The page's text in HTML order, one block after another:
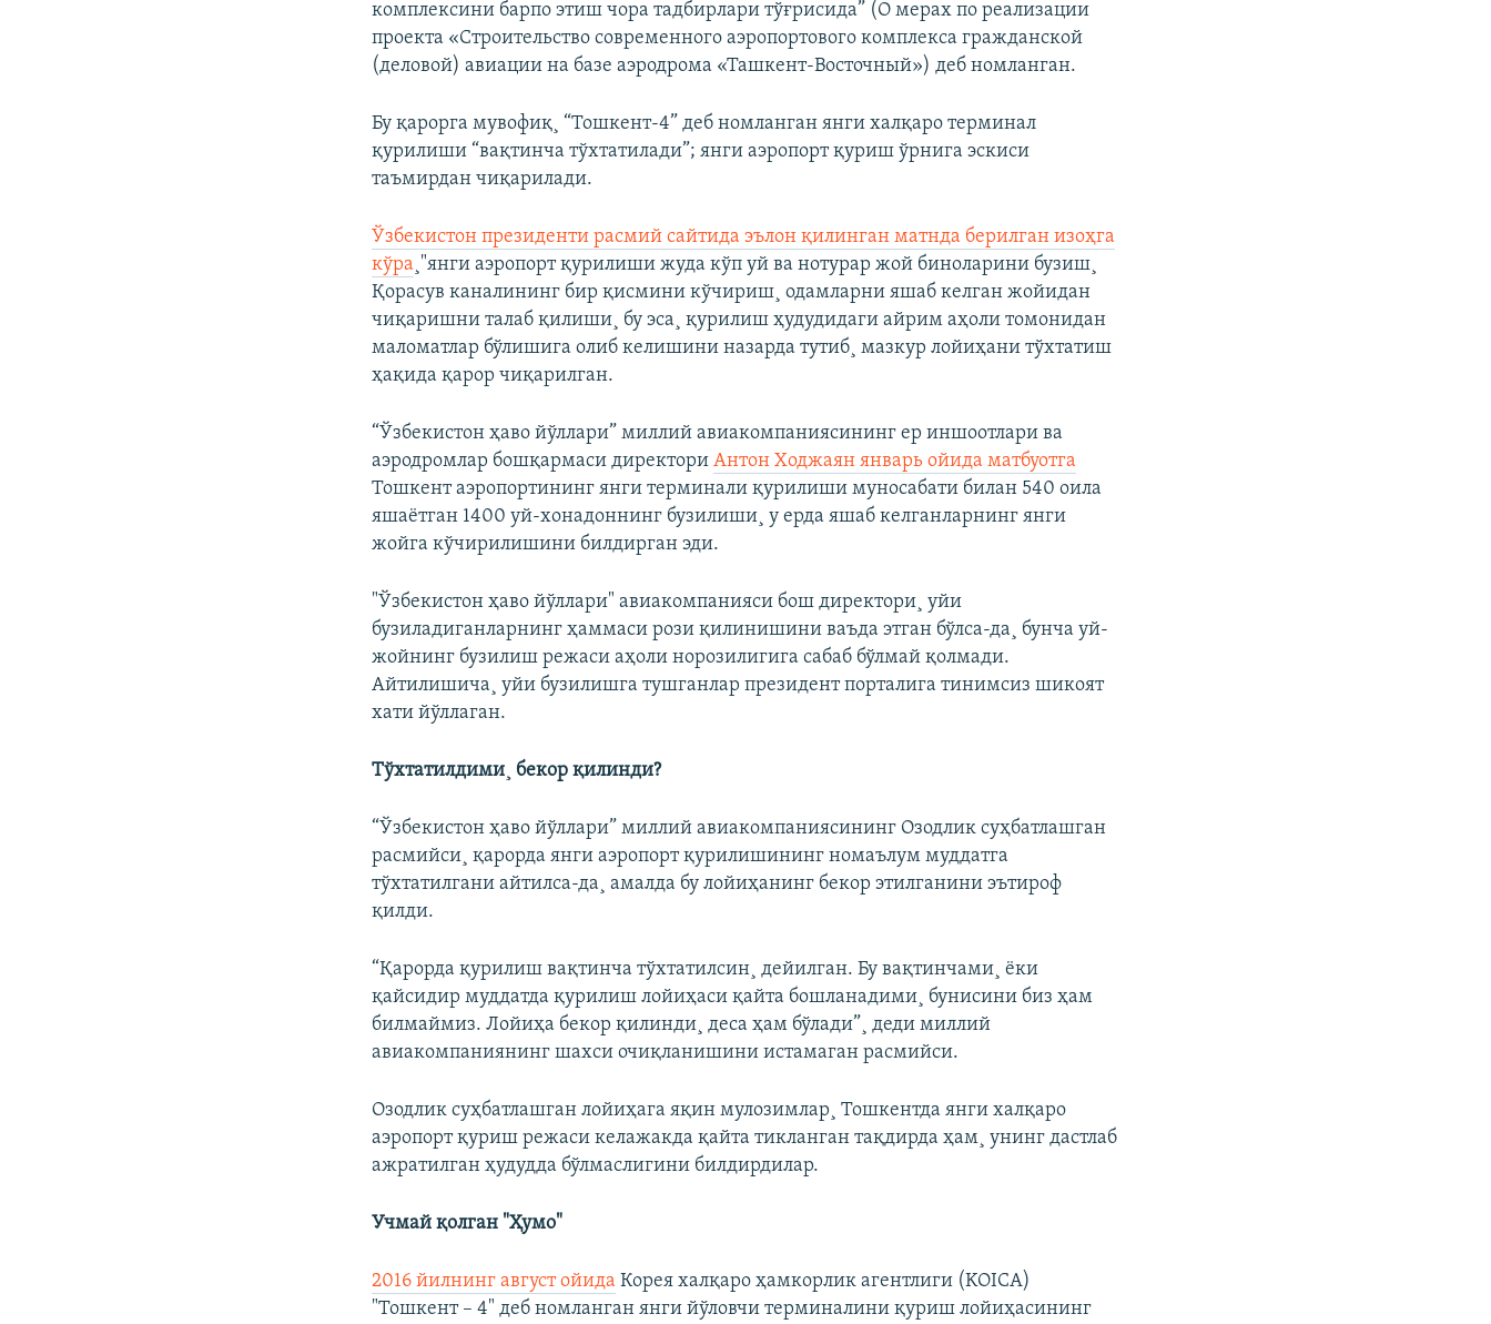
комплексини барпо этиш чора тадбирлари тўғрисида” (О мерах по реализации
проекта «Строительство современного аэропортового комплекса гражданской
(деловой) авиации на базе аэродрома «Ташкент-Восточный») деб номланган.
Бу қарорга мувофиқ¸ “Тошкент-4” деб номланган янги халқаро терминал
қурилиши “вақтинча тўхтатилади”; янги аэропорт қуриш ўрнига эскиси
таъмирдан чиқарилади.
Ўзбекистон президенти расмий сайтида эълон қилинган матнда берилган изоҳга
кўра¸"янги аэропорт қурилиши жуда кўп уй ва нотурар жой биноларини бузиш¸
Қорасув каналининг бир қисмини кўчириш¸ одамларни яшаб келган жойидан
чиқаришни талаб қилиши¸ бу эса¸ қурилиш ҳудудидаги айрим аҳоли томонидан
маломатлар бўлишига олиб келишини назарда тутиб¸ мазкур лойиҳани тўхтатиш
ҳақида қарор чиқарилган.
“Ўзбекистон ҳаво йўллари” миллий авиакомпаниясининг ер иншоотлари ва
аэродромлар бошқармаси директориАнтон Ходжаян январь ойида матбуотга
Тошкент аэропортининг янги терминали қурилиши муносабати билан 540 оила
яшаëтган 1400 уй-хонадоннинг бузилиши¸ у ерда яшаб келганларнинг янги
жойга кўчирилишини билдирган эди.
"Ўзбекистон ҳаво йўллари" авиакомпанияси бош директори¸ уйи
бузиладиганларнинг ҳаммаси рози қилинишини ваъда этган бўлса-да¸ бунча уй-
жойнинг бузилиш режаси аҳоли норозилигига сабаб бўлмай қолмади.
Айтилишича¸ уйи бузилишга тушганлар президент порталига тинимсиз шикоят
хати йўллаган.
Тўхтатилдими¸ бекор қилинди?
“Ўзбекистон ҳаво йўллари” миллий авиакомпаниясининг Озодлик суҳбатлашган
расмийси¸ қарорда янги аэропорт қурилишининг номаълум муддатга
тўхтатилгани айтилса-да¸ амалда бу лойиҳанинг бекор этилганини эътироф
қилди.
“Қарорда қурилиш вақтинча тўхтатилсин¸ дейилган. Бу вақтинчами¸ ëки
қайсидир муддатда қурилиш лойиҳаси қайта бошланадими¸ бунисини биз ҳам
билмаймиз. Лойиҳа бекор қилинди¸ деса ҳам бўлади”¸ деди миллий
авиакомпаниянинг шахси очиқланишини истамаган расмийси.
Озодлик суҳбатлашган лойиҳага яқин мулозимлар¸ Тошкентда янги халқаро
аэропорт қуриш режаси келажакда қайта тикланган тақдирда ҳам¸ унинг дастлаб
ажратилган ҳудудда бўлмаслигини билдирдилар.
Учмай қолган "Ҳумо"
2016 йилнинг август ойида Корея халқаро ҳамкорлик агентлиги (KOICA)
"Тошкент – 4" деб номланган янги йўловчи терминалини қуриш лойиҳасининг